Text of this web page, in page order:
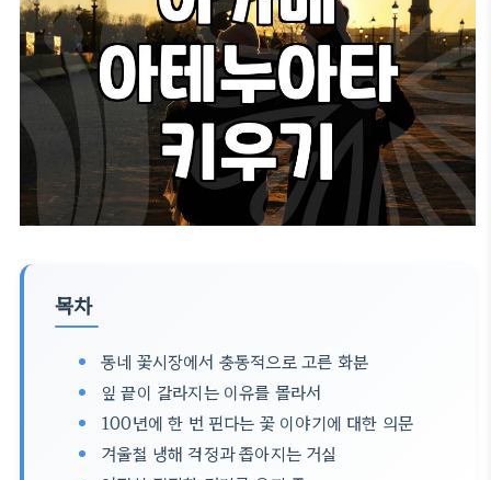
목차
동네 꽃시장에서 충동적으로 고른 화분
잎 끝이 갈라지는 이유를 몰라서
100년에 한 번 핀다는 꽃 이야기에 대한 의문
겨울철 냉해 걱정과 좁아지는 거실